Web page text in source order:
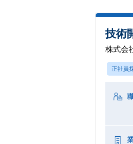
技術
株式会
正社員